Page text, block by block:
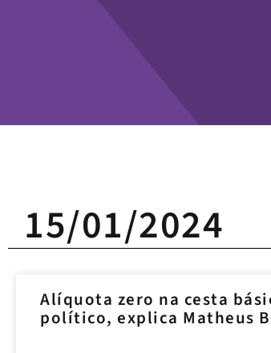
15/01/2024
Alíquota zero na cesta
político, explica Matheus